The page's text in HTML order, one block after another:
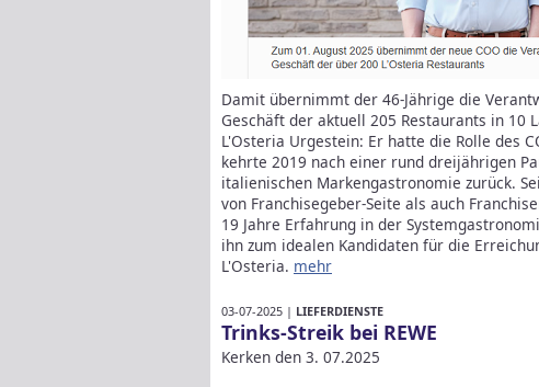
Damit übernimmt der 46-Jährige die
Geschäft der aktuell 205 Restaurants in 10
L'Osteria Urgestein: Er hatte die Rolle des
kehrte 2019 nach einer rund dreijährigen
italienischen Markengastronomie zurück.
von Franchisegeber-Seite als auch
19 Jahre Erfahrung in der
ihn zum idealen Kandidaten für die
L'Osteria. mehr
03-07-2025 | LIEFERDIENSTE
Trinks-Streik bei REWE
Kerken den 3. 07.2025